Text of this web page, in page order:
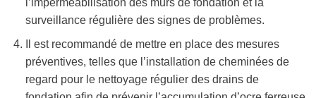
surveillance régulière des signes de problèmes.
Il est recommandé de mettre en place des mesures
préventives, telles que l’installation de cheminées de
regard pour le nettoyage régulier des drains de